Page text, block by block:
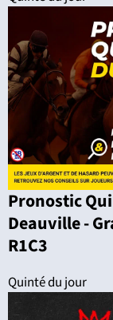
Pronostic
Deauville -
R1C3
Quinté du jour